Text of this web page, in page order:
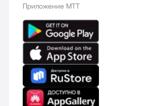
Приложение МТТ